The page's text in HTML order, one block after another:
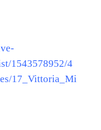
1543578952/4
17_Vittoria_Mi